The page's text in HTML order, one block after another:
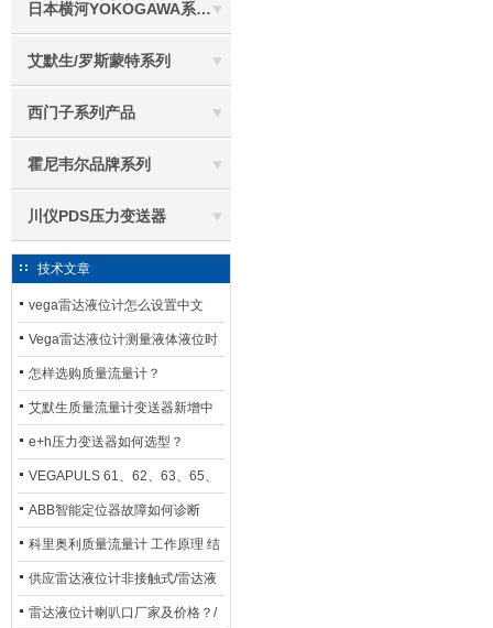
日本横河YOKOGAWA系列产品
艾默生/罗斯蒙特系列
西门子系列产品
霍尼韦尔品牌系列
川仪PDS压力变送器
技术文章
vega雷达液位计怎么设置中文
Vega雷达液位计测量液体液位时
应如何选型？
怎样选购质量流量计？
艾默生质量流量计变送器新增中
文显示选项，操作更便捷
e+h压力变送器如何选型？
VEGAPULS 61、62、63、65、
66在化工行业中的应用
ABB智能定位器故障如何诊断
科里奥利质量流量计 工作原理 结
构特点 选用安装使用
供应雷达液位计非接触式/雷达液
位计厂家
雷达液位计喇叭口厂家及价格？/